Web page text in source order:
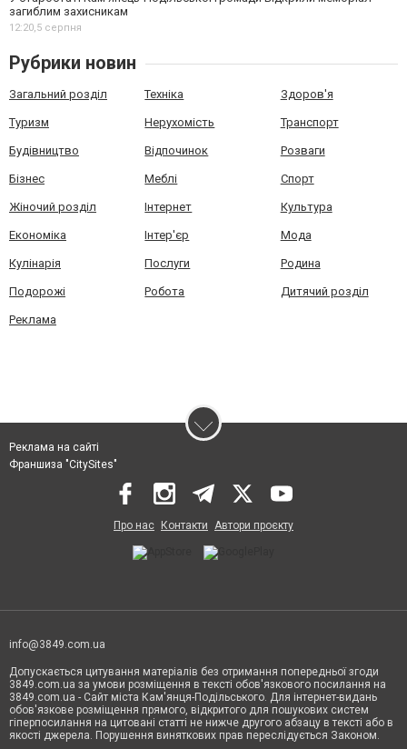
загиблим захисникам
12:20,5 серпня
Рубрики новин
Загальний розділ Техніка Здоров'я
Туризм Нерухомість Транспорт
Будівництво Відпочинок Розваги
Бізнес Меблі Спорт
Жіночий розділ Інтернет Культура
Економіка Інтер'єр Мода
Кулінарія Послуги Родина
Подорожі Робота Дитячий розділ
Реклама
Реклама на сайті
Франшиза "CitySites"
Про нас Контакти Автори проєкту
info@3849.com.ua
Допускається цитування матеріалів без отримання попередньої згоди
3849.com.ua за умови розміщення в тексті обов'язкового посилання на
3849.com.ua - Сайт міста Кам'янця-Подільського. Для інтернет-видань
обов'язкове розміщення прямого, відкритого для пошукових систем
гіперпосилання на цитовані статті не нижче другого абзацу в тексті або в
якості джерела. Порушення виняткових прав переслідується Законом.